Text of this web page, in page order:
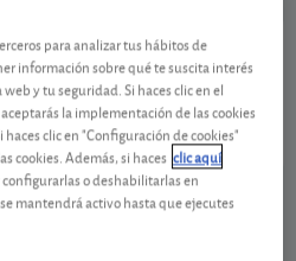
57,10 EUR
-0,68 EUR (-1,18 %)
Ver detalladamente
a SOCIOS
para analizar tus hábitos de
información sobre qué te suscita interés
y tu seguridad. Si haces clic en el
la implementación de las cookies
clic en "Configuración de cookies"
cookies. Además, si haces clic aquí
o deshabilitarlas en
mantendrá activo hasta que ejecutes